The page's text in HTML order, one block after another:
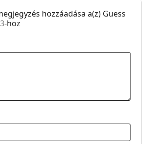
hozzáadása a(z) Guess
-hoz